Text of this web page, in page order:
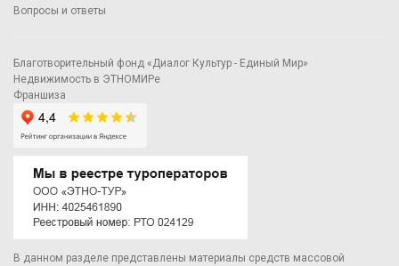
Вопросы и ответы
Благотворительный фонд «Диалог Культур - Единый Мир»
Недвижимость в ЭТНОМИРе
Франшиза
В данном разделе представлены материалы средств массовой